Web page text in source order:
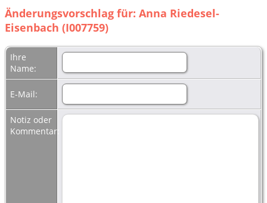
Änderungsvorschlag für: Anna Riedesel-
Eisenbach (I007759)
Ihre
Name:
E-Mail:
Notiz oder
Kommentar: